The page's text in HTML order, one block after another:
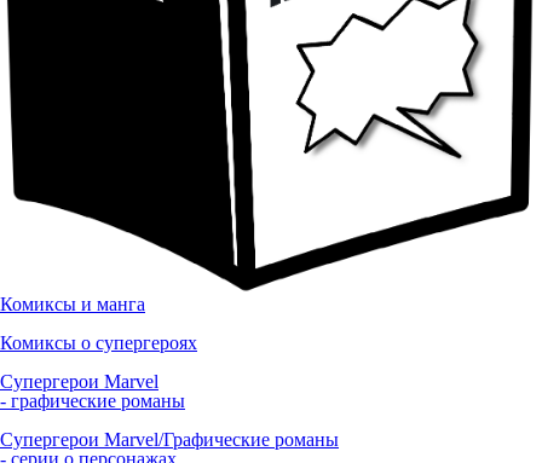
Комиксы и манга
Комиксы о супергероях
Супергерои Marvel
- графические романы
Супергерои Marvel/Графические романы
- серии о персонажах